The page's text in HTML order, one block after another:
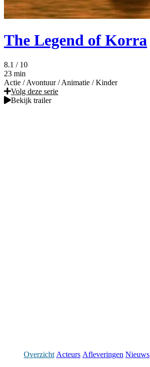
The Legend of Korra
8.1 / 10
23 min
Actie / Avontuur / Animatie / Kinder
Volg deze serie
Bekijk trailer
Overzicht Acteurs Afleveringen Nieuws